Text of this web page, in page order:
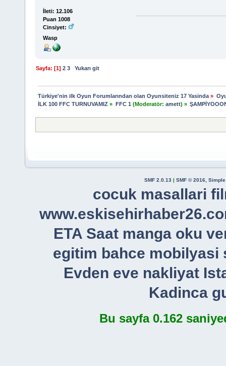
İleti: 12.106
Puan 1008
Cinsiyet:
Wasp
Sayfa: [1]2 3 Yukarı git
Türkiye'nin ilk Oyun Forumlarından olan Oyunsiteniz 17 Yasinda »
İLK 100 FFC TURNUVAMIZ » FFC 1 (Moderatör: amett) »
SMF 2.0.13 | SMF © 2016,
cocuk masallari
ETA Saat manga oku
egitim bahce mobilyasi
Evden eve nakliyat
Kadinca
Bu sayfa 0.162